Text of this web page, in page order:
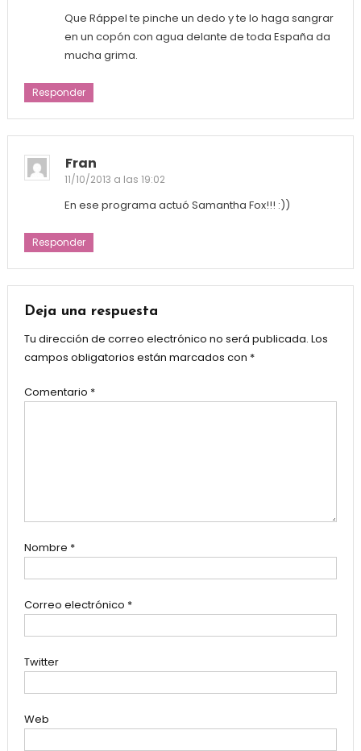
Que Ráppel te pinche un dedo y te lo haga sangrar
en un copón con agua delante de toda España da
mucha grima.
Responder
Fran
11/10/2013 a las 19:02
En ese programa actuó Samantha Fox!!! :))
Responder
Deja una respuesta
Tu dirección de correo electrónico no será publicada. Los
campos obligatorios están marcados con *
Comentario *
Nombre *
Correo electrónico *
Twitter
Web